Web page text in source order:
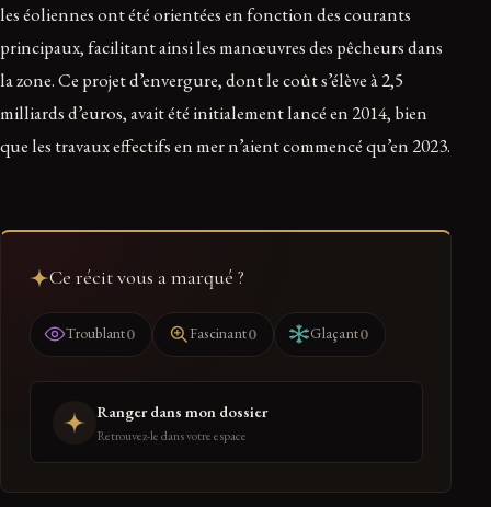
les éoliennes ont été orientées en fonction des courants
principaux, facilitant ainsi les manœuvres des pêcheurs dans
la zone. Ce projet d’envergure, dont le coût s’élève à 2,5
milliards d’euros, avait été initialement lancé en 2014, bien
que les travaux effectifs en mer n’aient commencé qu’en 2023.
Ce récit vous a marqué ?
Troublant0 Fascinant0 Glaçant0
Ranger dans mon dossier
Retrouvez-le dans votre espace